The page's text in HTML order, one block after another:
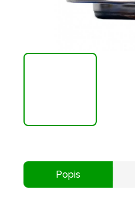
Popis